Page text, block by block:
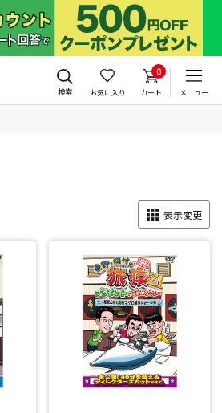
検索 お気に入り
0
カート メニュー
表示変更